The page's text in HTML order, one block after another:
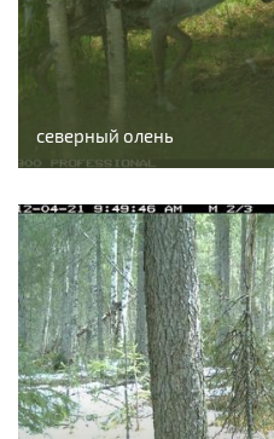
северный олень